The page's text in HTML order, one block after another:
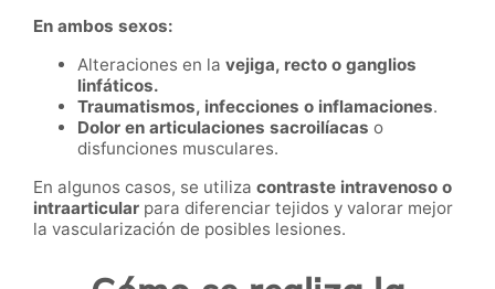
En ambos sexos:
Alteraciones en la vejiga, recto o ganglios
linfáticos.
Traumatismos, infecciones o inflamaciones.
Dolor en articulaciones sacroilíacas o
disfunciones musculares.
En algunos casos, se utiliza contraste intravenoso o
intraarticular para diferenciar tejidos y valorar mejor
la vascularización de posibles lesiones.